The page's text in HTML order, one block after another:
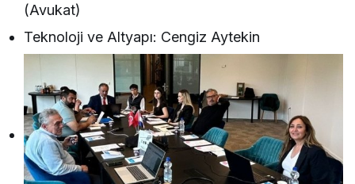
(Avukat)
Teknoloji ve Altyapı: Cengiz Aytekin